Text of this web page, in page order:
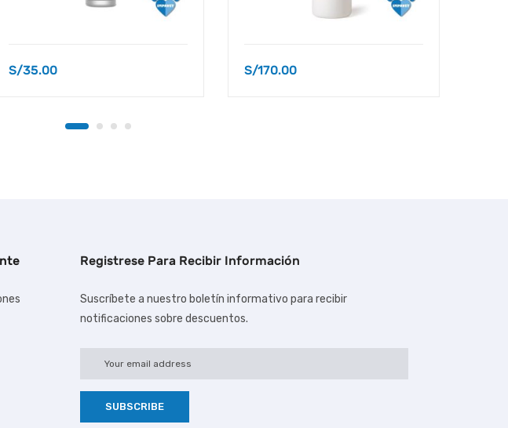
S/35.00 S/170.00
Registrese Para Recibir Información
Suscríbete a nuestro boletín informativo para recibir
notificaciones sobre descuentos.